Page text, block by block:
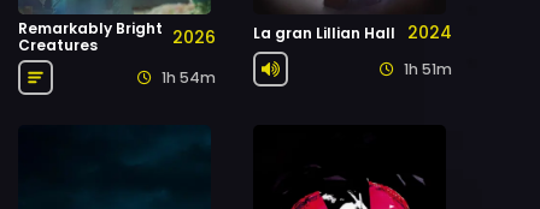
Remarkably Bright
Creatures
2026
1h 54m
La gran Lillian Hall 2024
1h 51m